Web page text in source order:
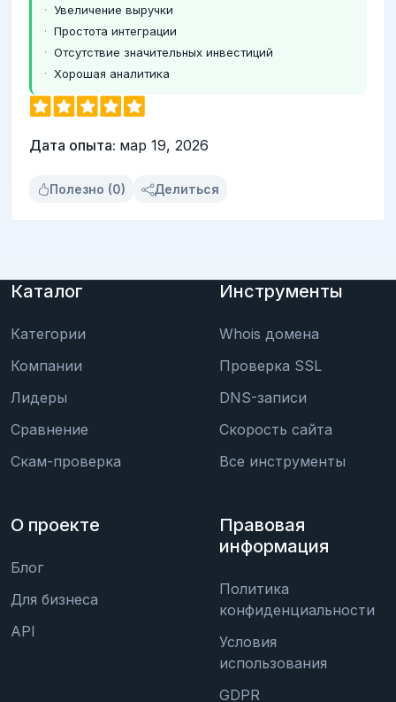
Увеличение выручки
Простота интеграции
Отсутствие значительных инвестиций
Хорошая аналитика
Дата опыта: мар 19, 2026
Полезно (0) Делиться
Каталог
Категории
Компании
Лидеры
Сравнение
Скам-проверка
Инструменты
Whois домена
Проверка SSL
DNS-записи
Скорость сайта
Все инструменты
О проекте
Блог
Для бизнеса
API
Правовая
информация
Политика
конфиденциальности
Условия
использования
GDPR